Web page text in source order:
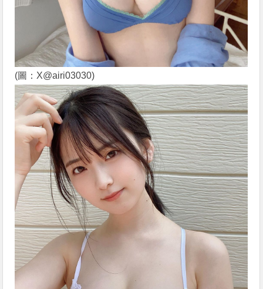
(圖：X@airi03030)